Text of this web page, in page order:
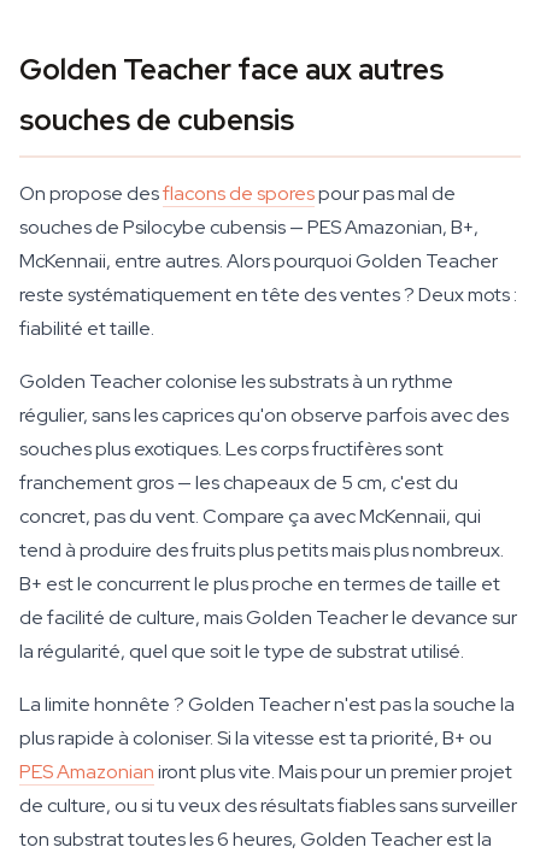
Golden Teacher face aux autres
souches de cubensis
On propose desflacons de sporespour pas mal de
souches de Psilocybe cubensis — PES Amazonian, B+,
McKennaii, entre autres. Alors pourquoi Golden Teacher
reste systématiquement en tête des ventes ? Deux mots :
fiabilité et taille.
Golden Teacher colonise les substrats à un rythme
régulier, sans les caprices qu'on observe parfois avec des
souches plus exotiques. Les corps fructifères sont
franchement gros — les chapeaux de 5 cm, c'est du
concret, pas du vent. Compare ça avec McKennaii, qui
tend à produire des fruits plus petits mais plus nombreux.
B+ est le concurrent le plus proche en termes de taille et
de facilité de culture, mais Golden Teacher le devance sur
la régularité, quel que soit le type de substrat utilisé.
La limite honnête ? Golden Teacher n'est pas la souche la
plus rapide à coloniser. Si la vitesse est ta priorité, B+ ou
PES Amazonianiront plus vite. Mais pour un premier projet
de culture, ou si tu veux des résultats fiables sans surveiller
ton substrat toutes les 6 heures, Golden Teacher est la